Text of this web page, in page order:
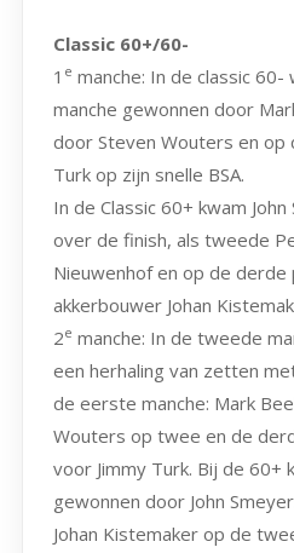
Classic 60+/60-
1 e manche: In de classic
manche gewonnen door
door Steven Wouters en op
Turk op zijn snelle BSA.
In de Classic 60+ kwam
over de finish, als tweede
Nieuwenhof en op de derde
akkerbouwer Johan
2e manche: In de tweede
een herhaling van zetten
de eerste manche: Mark
Wouters op twee en de
voor Jimmy Turk. Bij de 60+
gewonnen door John
Johan Kistemaker op de